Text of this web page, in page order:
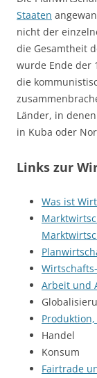
Staaten
nicht der
die Gesamtheit
wurde Ende der
die
Länder, in
in Kuba oder
Links zur
Was ist
Arbeit und
Handel
Konsum
Fairtrade